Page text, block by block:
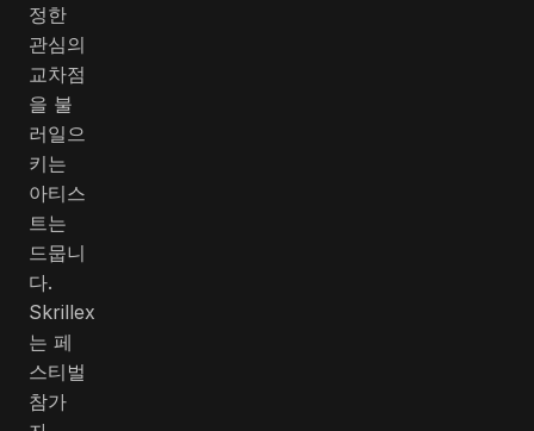
정한
관심의
교차점
을 불
러일으
키는
아티스
트는
드뭅니
다.
Skrillex
는 페
스티벌
참가